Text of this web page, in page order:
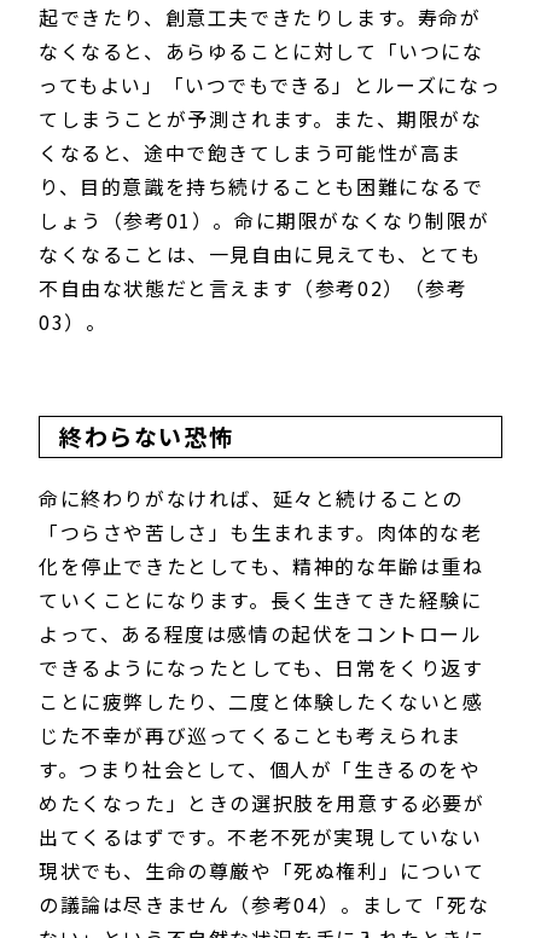
起できたり、創意工夫できたりします。寿命が
なくなると、あらゆることに対して「いつにな
ってもよい」「いつでもできる」とルーズになっ
てしまうことが予測されます。また、期限がな
くなると、途中で飽きてしまう可能性が高ま
り、目的意識を持ち続けることも困難になるで
しょう（参考01）。命に期限がなくなり制限が
なくなることは、一見自由に見えても、とても
不自由な状態だと言えます（参考02）（参考
03）。
終わらない恐怖
命に終わりがなければ、延々と続けることの
「つらさや苦しさ」も生まれます。肉体的な老
化を停止できたとしても、精神的な年齢は重ね
ていくことになります。長く生きてきた経験に
よって、ある程度は感情の起伏をコントロール
できるようになったとしても、日常をくり返す
ことに疲弊したり、二度と体験したくないと感
じた不幸が再び巡ってくることも考えられま
す。つまり社会として、個人が「生きるのをや
めたくなった」ときの選択肢を用意する必要が
出てくるはずです。不老不死が実現していない
現状でも、生命の尊厳や「死ぬ権利」について
の議論は尽きません（参考04）。まして「死な